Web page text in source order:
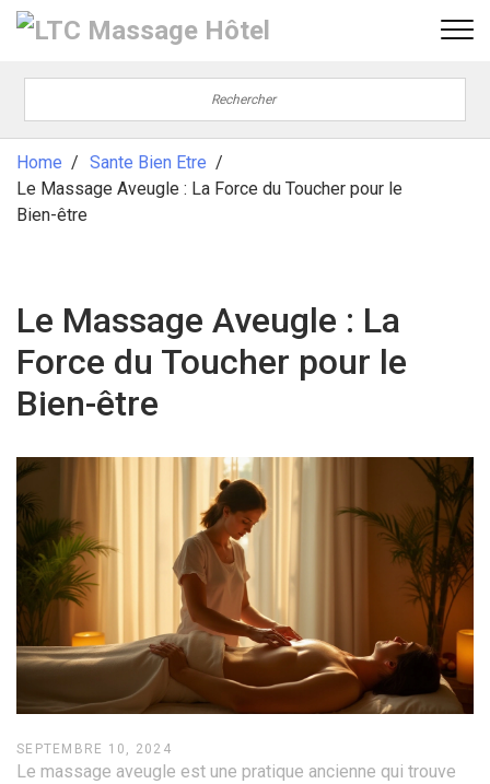
Home
Sante Bien Etre
Le Massage Aveugle : La Force du Toucher pour le
Bien-être
Le Massage Aveugle : La
Force du Toucher pour le
Bien-être
SEPTEMBRE 10, 2024
Le massage aveugle est une pratique ancienne qui trouve